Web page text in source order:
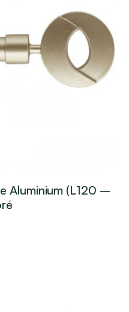
Aluminium (L120 –